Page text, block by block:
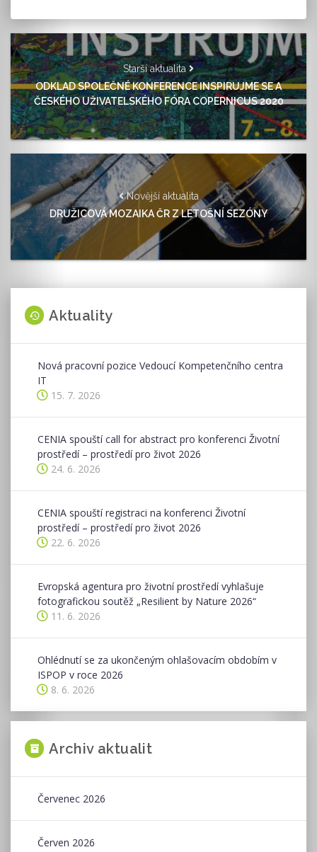
Starší aktualita
ODKLAD SPOLEČNÉ KONFERENCE INSPIRUJME SE A
ČESKÉHO UŽIVATELSKÉHO FÓRA COPERNICUS 2020
Novější aktualita
DRUŽICOVÁ MOZAIKA ČR Z LETOŠNÍ SEZÓNY
Aktuality
Nová pracovní pozice Vedoucí Kompetenčního centra
IT
15. 7. 2026
CENIA spouští call for abstract pro konferenci Životní
prostředí – prostředí pro život 2026
24. 6. 2026
CENIA spouští registraci na konferenci Životní
prostředí – prostředí pro život 2026
22. 6. 2026
Evropská agentura pro životní prostředí vyhlašuje
fotografickou soutěž „Resilient by Nature 2026“
11. 6. 2026
Ohlédnutí se za ukončeným ohlašovacím obdobím v
ISPOP v roce 2026
8. 6. 2026
Archiv aktualit
Červenec 2026
Červen 2026